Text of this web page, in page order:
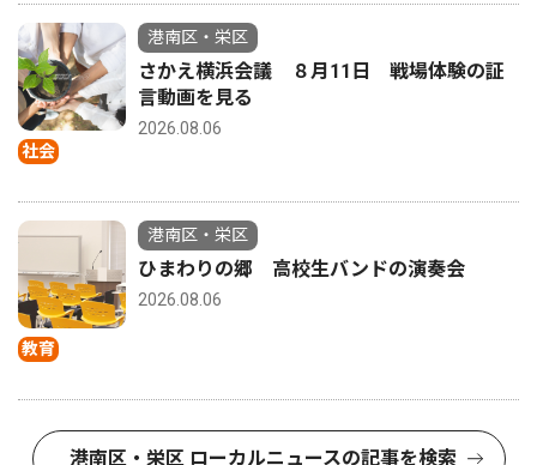
社会
港南区・栄区
さかえ横浜会議 ８月11日 戦場体験の証
言動画を見る
2026.08.06
教育
港南区・栄区
ひまわりの郷 高校生バンドの演奏会
2026.08.06
港南区・栄区 ローカルニュースの記事を検索